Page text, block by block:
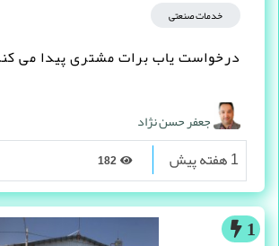
خدمات صنعتی
درخواست یاب برات مشتری پیدا می
جعفر حسن نژاد
1 هفته پیش
1